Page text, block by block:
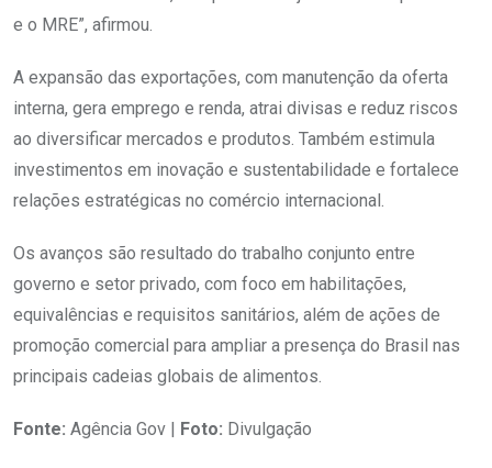
e o MRE”, afirmou.
A expansão das exportações, com manutenção da oferta
interna, gera emprego e renda, atrai divisas e reduz riscos
ao diversificar mercados e produtos. Também estimula
investimentos em inovação e sustentabilidade e fortalece
relações estratégicas no comércio internacional.
Os avanços são resultado do trabalho conjunto entre
governo e setor privado, com foco em habilitações,
equivalências e requisitos sanitários, além de ações de
promoção comercial para ampliar a presença do Brasil nas
principais cadeias globais de alimentos.
Fonte: Agência Gov | Foto: Divulgação